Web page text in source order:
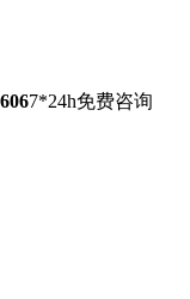
7*24h免费咨询